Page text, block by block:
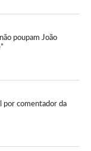
poupam João
por comentador da